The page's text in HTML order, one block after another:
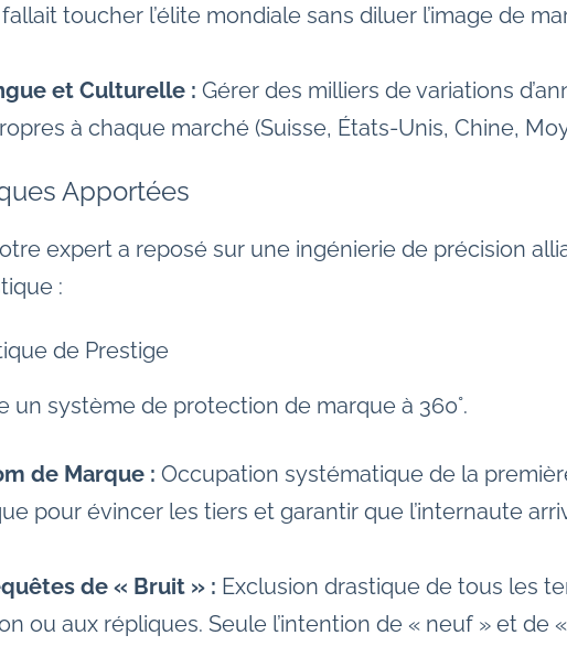
toucher l’élite mondiale sans diluer l’image de
et Culturelle : Gérer des milliers de variations
à chaque marché (Suisse, États-Unis, Chine,
Apportées
expert a reposé sur une ingénierie de précision
:
de Prestige
un système de protection de marque à 360°.
de Marque : Occupation systématique de la
pour évincer les tiers et garantir que l’internaute
de « Bruit » : Exclusion drastique de tous les
ou aux répliques. Seule l’intention de « neuf » et de